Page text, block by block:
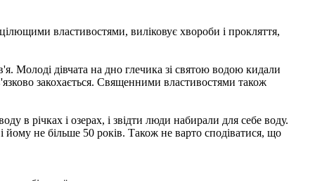
властивостями, виліковує хвороби і прокляття,
Молоді дівчата на дно глечика зі святою водою кидали
закохається. Священними властивостями також
річках і озерах, і звідти люди набирали для себе воду.
йому не більше 50 років. Також не варто сподіватися, що